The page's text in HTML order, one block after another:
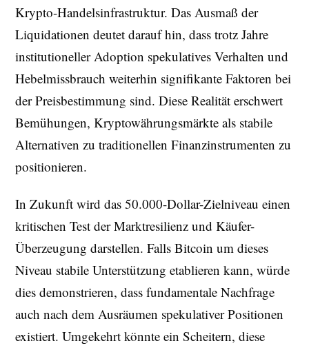
Krypto-Handelsinfrastruktur. Das Ausmaß der
Liquidationen deutet darauf hin, dass trotz Jahre
institutioneller Adoption spekulatives Verhalten und
Hebelmissbrauch weiterhin signifikante Faktoren bei
der Preisbestimmung sind. Diese Realität erschwert
Bemühungen, Kryptowährungsmärkte als stabile
Alternativen zu traditionellen Finanzinstrumenten zu
positionieren.
In Zukunft wird das 50.000-Dollar-Zielniveau einen
kritischen Test der Marktresilienz und Käufer-
Überzeugung darstellen. Falls Bitcoin um dieses
Niveau stabile Unterstützung etablieren kann, würde
dies demonstrieren, dass fundamentale Nachfrage
auch nach dem Ausräumen spekulativer Positionen
existiert. Umgekehrt könnte ein Scheitern, diese